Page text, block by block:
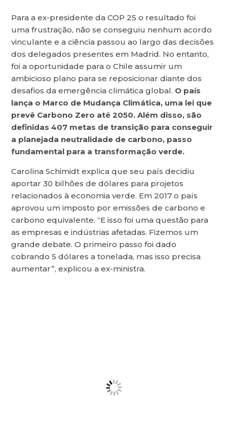
Para a ex-presidente da COP 25 o resultado foi
uma frustração, não se conseguiu nenhum acordo
vinculante e a ciência passou ao largo das decisões
dos delegados presentes em Madrid. No entanto,
foi a oportunidade para o Chile assumir um
ambicioso plano para se reposicionar diante dos
desafios da emergência climática global. O país
lança o Marco de Mudança Climática, uma lei que
prevê Carbono Zero até 2050. Além disso, são
definidas 407 metas de transição para conseguir
a planejada neutralidade de carbono, passo
fundamental para a transformação verde.
Carolina Schimidt explica que seu país decidiu
aportar 30 bilhões de dólares para projetos
relacionados à economia verde. Em 2017 o país
aprovou um imposto por emissões de carbono e
carbono equivalente. “E isso foi uma questão para
as empresas e indústrias afetadas. Fizemos um
grande debate. O primeiro passo foi dado
cobrando 5 dólares a tonelada, mas isso precisa
aumentar”, explicou a ex-ministra.